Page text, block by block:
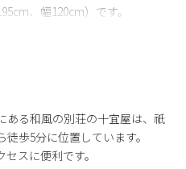
、幅120cm）です。
りることができます。
トイレ、バスルーム（木製の
ある和風の別荘の十宜屋は、祇
歩5分に位置しています。
スに便利です。